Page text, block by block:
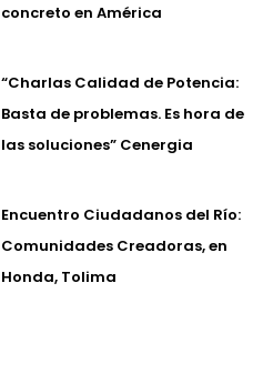
concreto en América
“Charlas Calidad de Potencia:
Basta de problemas. Es hora de
las soluciones” Cenergia
Encuentro Ciudadanos del Río:
Comunidades Creadoras, en
Honda, Tolima